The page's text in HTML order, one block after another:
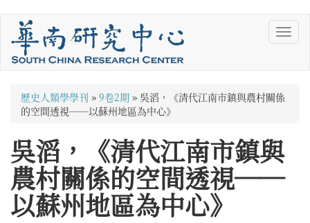
您
在
這
裡
歷史人類學學刊 » 9卷2期 » 吳滔，《清代江南市鎮與農村關係
的空間透視──以蘇州地區為中心》
吳滔，《清代江南市鎮與
農村關係的空間透視──
以蘇州地區為中心》